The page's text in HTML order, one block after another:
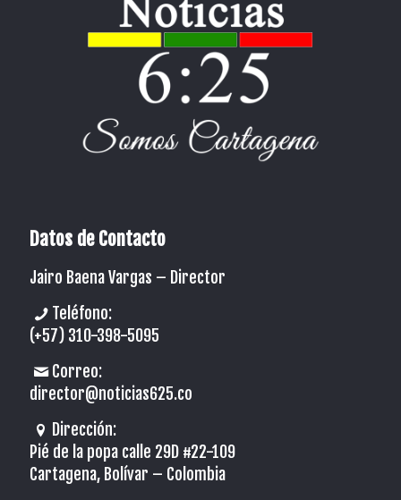
Datos de Contacto
Jairo Baena Vargas – Director
Teléfono:
(+57) 310-398-5095
Correo:
director@noticias625.co
Dirección:
Pié de la popa calle 29D #22-109
Cartagena, Bolívar – Colombia